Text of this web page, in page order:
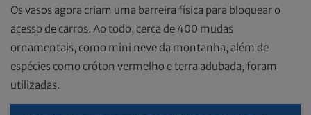
Os vasos agora criam uma barreira física para bloquear o
acesso de carros. Ao todo, cerca de 400 mudas
ornamentais, como mini neve da montanha, além de
espécies como cróton vermelho e terra adubada, foram
utilizadas.